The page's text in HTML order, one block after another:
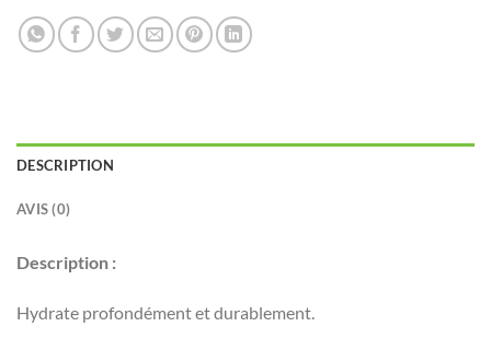
DESCRIPTION
AVIS (0)
Description :
Hydrate profondément et durablement.